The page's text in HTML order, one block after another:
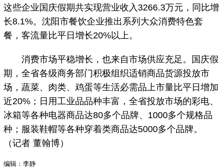
这些企业国庆假期共实现营业收入3266.3万元，同比增
长8.1%。沈阳市餐饮企业推出系列大众消费特色套
餐，客流量比平日增长20%以上。
消费市场平稳增长，也来自市场供应充足。国庆假
期，全省各级商务部门积极组织适销商品货源投放市
场，蔬菜、肉类、鸡蛋等生活必需品上市量比平日增加
近20%；日用工业品品种丰富，全省投放市场的彩电、
冰箱等各种电器商品达80多个品牌、1000多个规格品
种；服装鞋帽等各种穿着类商品达5000多个品牌。
（记者 董翰博）
编辑：李静